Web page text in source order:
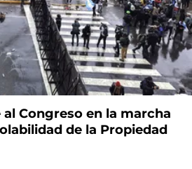
Congreso en la marcha
de la Propiedad